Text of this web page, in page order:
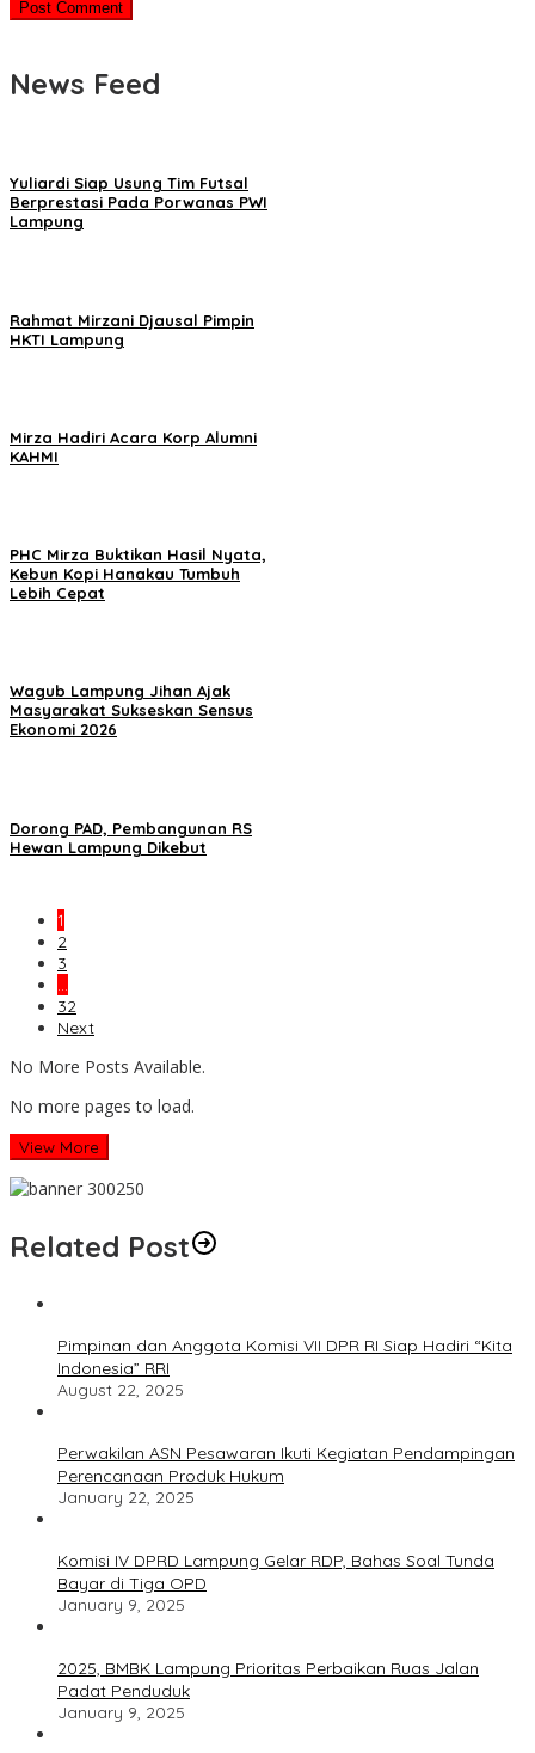
News Feed
Yuliardi Siap Usung Tim Futsal
Berprestasi Pada Porwanas PWI
Lampung
Rahmat Mirzani Djausal Pimpin
HKTI Lampung
Mirza Hadiri Acara Korp Alumni
KAHMI
PHC Mirza Buktikan Hasil Nyata,
Kebun Kopi Hanakau Tumbuh
Lebih Cepat
Wagub Lampung Jihan Ajak
Masyarakat Sukseskan Sensus
Ekonomi 2026
Dorong PAD, Pembangunan RS
Hewan Lampung Dikebut
1
2
3
…
32
Next
No More Posts Available.
No more pages to load.
View More
Related Post
Pimpinan dan Anggota Komisi VII DPR RI Siap Hadiri “Kita
Indonesia” RRI
August 22, 2025
Perwakilan ASN Pesawaran Ikuti Kegiatan Pendampingan
Perencanaan Produk Hukum
January 22, 2025
Komisi IV DPRD Lampung Gelar RDP, Bahas Soal Tunda
Bayar di Tiga OPD
January 9, 2025
2025, BMBK Lampung Prioritas Perbaikan Ruas Jalan
Padat Penduduk
January 9, 2025